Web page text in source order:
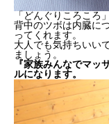
「どんぐりころころ
背中のツボは内臓に
ってくれます。
大人でも気持ちいい
ましょう。
『家族みんなでマッ
ルになります。